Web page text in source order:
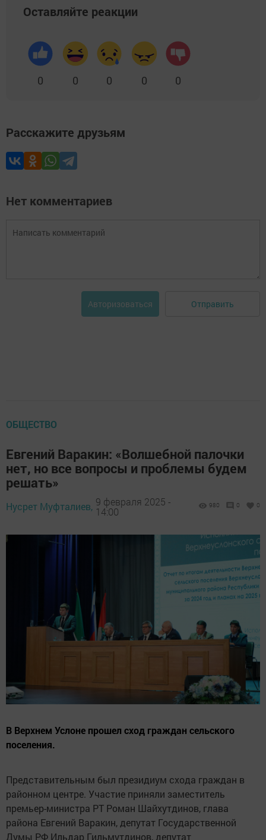
Оставляйте реакции
0 0 0 0 0
Расскажите друзьям
Нет комментариев
Авторизоваться Отправить
ОБЩЕСТВО
Евгений Варакин: «Волшебной палочки
нет, но все вопросы и проблемы будем
решать»
Нусрет Муфталиев, 9 февраля 2025 -
14:00
980 0 0
В Верхнем Услоне прошел сход граждан сельского
поселения.
Представительным был президиум схода граждан в
районном центре. Участие приняли заместитель
премьер-министра РТ Роман Шайхутдинов, глава
района Евгений Варакин, депутат Государственной
Думы РФ Ильдар Гильмутдинов, депутат